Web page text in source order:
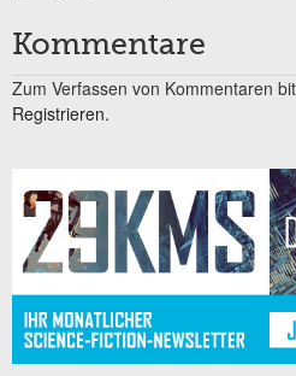
Kommentare
Zum Verfassen von Kommentaren
Registrieren.